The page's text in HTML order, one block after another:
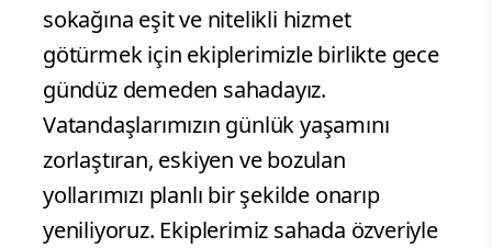
sokağına eşit ve nitelikli hizmet
götürmek için ekiplerimizle birlikte gece
gündüz demeden sahadayız.
Vatandaşlarımızın günlük yaşamını
zorlaştıran, eskiyen ve bozulan
yollarımızı planlı bir şekilde onarıp
yeniliyoruz. Ekiplerimiz sahada özveriyle